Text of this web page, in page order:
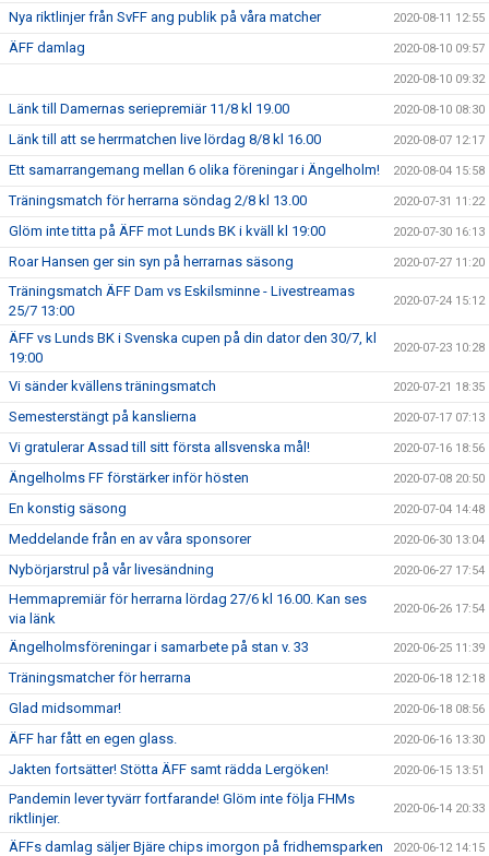
Nya riktlinjer från SvFF ang publik på våra matcher 2020-08-11 12:55
ÄFF damlag 2020-08-10 09:57
2020-08-10 09:32
Länk till Damernas seriepremiär 11/8 kl 19.00 2020-08-10 08:30
Länk till att se herrmatchen live lördag 8/8 kl 16.00 2020-08-07 12:17
Ett samarrangemang mellan 6 olika föreningar i Ängelholm! 2020-08-04 15:58
Träningsmatch för herrarna söndag 2/8 kl 13.00 2020-07-31 11:22
Glöm inte titta på ÄFF mot Lunds BK i kväll kl 19:00 2020-07-30 16:13
Roar Hansen ger sin syn på herrarnas säsong 2020-07-27 11:20
Träningsmatch ÄFF Dam vs Eskilsminne - Livestreamas
25/7 13:00
2020-07-24 15:12
ÄFF vs Lunds BK i Svenska cupen på din dator den 30/7, kl
19:00
2020-07-23 10:28
Vi sänder kvällens träningsmatch 2020-07-21 18:35
Semesterstängt på kanslierna 2020-07-17 07:13
Vi gratulerar Assad till sitt första allsvenska mål! 2020-07-16 18:56
Ängelholms FF förstärker inför hösten 2020-07-08 20:50
En konstig säsong 2020-07-04 14:48
Meddelande från en av våra sponsorer 2020-06-30 13:04
Nybörjarstrul på vår livesändning 2020-06-27 17:54
Hemmapremiär för herrarna lördag 27/6 kl 16.00. Kan ses
via länk
2020-06-26 17:54
Ängelholmsföreningar i samarbete på stan v. 33 2020-06-25 11:39
Träningsmatcher för herrarna 2020-06-18 12:18
Glad midsommar! 2020-06-18 08:56
ÄFF har fått en egen glass. 2020-06-16 13:30
Jakten fortsätter! Stötta ÄFF samt rädda Lergöken! 2020-06-15 13:51
Pandemin lever tyvärr fortfarande! Glöm inte följa FHMs
riktlinjer.
2020-06-14 20:33
ÄFFs damlag säljer Bjäre chips imorgon på fridhemsparken 2020-06-12 14:15